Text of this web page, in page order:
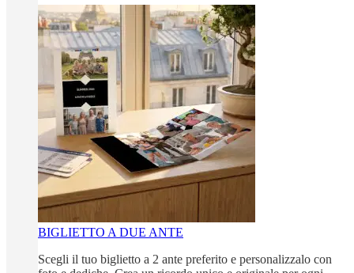
BIGLIETTO A DUE ANTE
Scegli il tuo biglietto a 2 ante preferito e personalizzalo con